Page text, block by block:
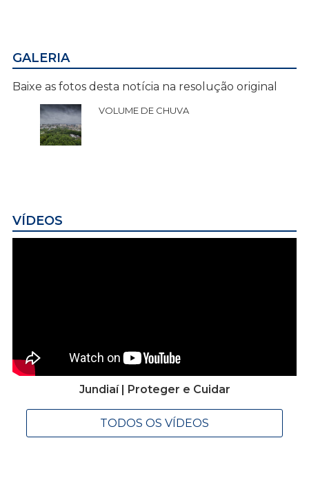
GALERIA
Baixe as fotos desta notícia na resolução original
VOLUME DE CHUVA
VÍDEOS
Jundiaí | Proteger e Cuidar
TODOS OS VÍDEOS